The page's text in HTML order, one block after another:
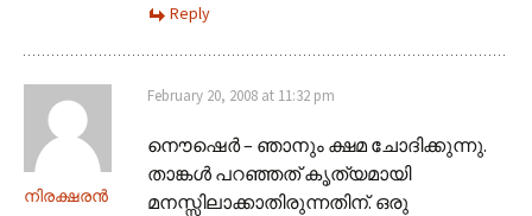
Reply
നിരക്ഷരന്‍
February 20, 2008 at 11:32 pm
നൌഷെര്‍ – ഞാനും ക്ഷമ ചോദിക്കുന്നു.
താങ്കള്‍ പറഞ്ഞത് കൃത്യമായി
മനസ്സിലാക്കാതിരുന്നതിന്. ഒരു